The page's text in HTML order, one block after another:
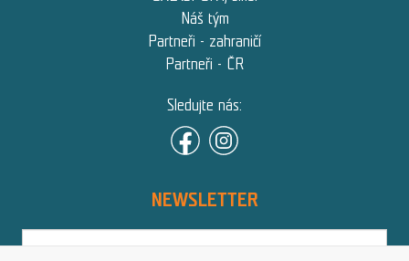
Náš tým
Partneři - zahraničí
Partneři - ČR
Sledujte nás:
NEWSLETTER